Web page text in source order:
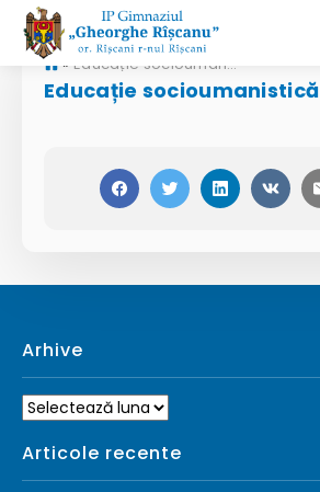
» Educație socioumanistică
Educație socioumanistică
Arhive
Arhive
Articole recente